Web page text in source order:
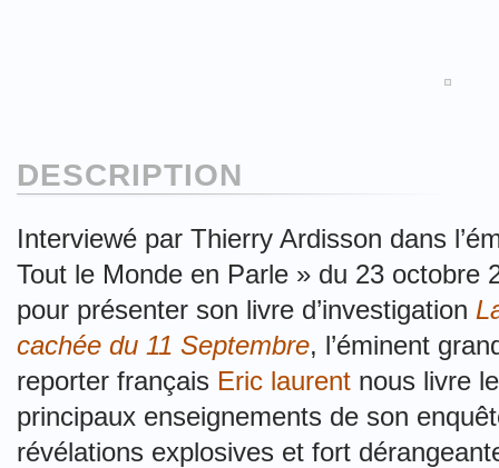
DESCRIPTION
Interviewé par Thierry Ardisson dans
Tout le Monde en Parle » du 23 octobre
pour présenter son livre d’investigation
cachée du 11 Septembre, l’éminent
reporter français Eric laurent nous livre
principaux enseignements de son
révélations explosives et fort